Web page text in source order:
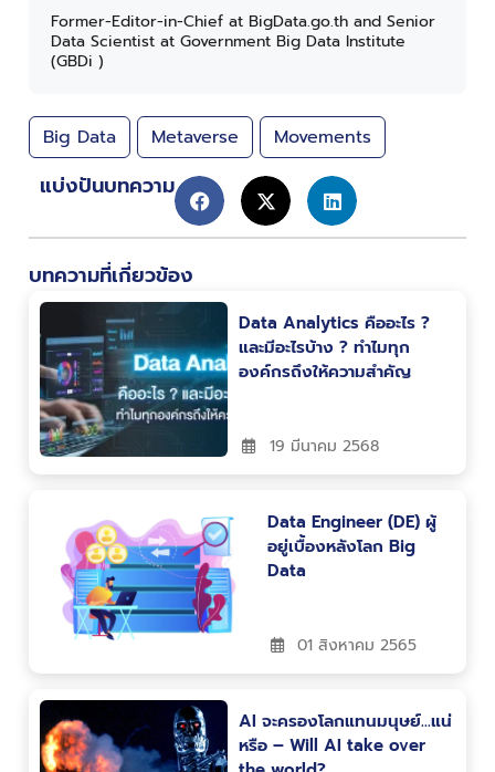
Former-Editor-in-Chief at BigData.go.th and Senior
Data Scientist at Government Big Data Institute
(GBDi )
Big Data Metaverse Movements
แบ่งปันบทความ
บทความที่เกี่ยวข้อง
Data Analytics คืออะไร ?
และมีอะไรบ้าง ? ทำไมทุก
องค์กรถึงให้ความสำคัญ
19 มีนาคม 2568
Data Engineer (DE) ผู้
อยู่เบื้องหลังโลก Big
Data
01 สิงหาคม 2565
AI จะครองโลกแทนมนุษย์…แน่
หรือ – Will AI take over